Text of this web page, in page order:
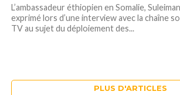
L’ambassadeur éthiopien en Somalie,
exprimé lors d’une interview avec la chaîne
TV au sujet du déploiement des...
PLUS D'ARTICLES